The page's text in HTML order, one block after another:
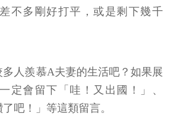
不多剛好打平，或是剩下幾千
人羨慕A夫妻的生活吧？如果展
定會留下「哇！又出國！」、
吧！」等這類留言。